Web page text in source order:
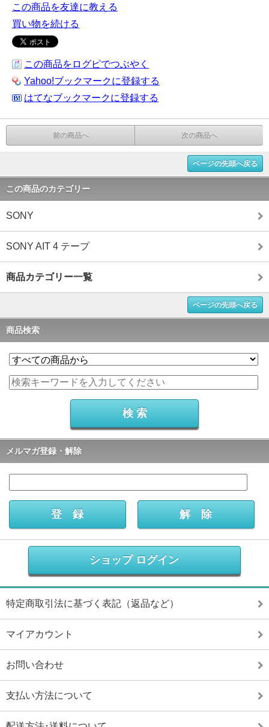
この商品を友達に教える
買い物を続ける
この商品をログピでつぶやく
Yahoo!ブックマークに登録する
はてなブックマークに登録する
前の商品へ 次の商品へ
ページの先頭へ戻る
この商品のカテゴリー
SONY
SONY AIT 4 テープ
商品カテゴリー一覧
ページの先頭へ戻る
商品検索
メルマガ登録・解除
ショップ ログイン
特定商取引法に基づく表記（返品など）
マイアカウント
お問い合わせ
支払い方法について